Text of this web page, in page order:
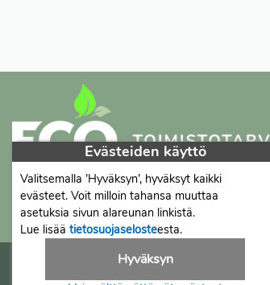
Proficient Co OyFI07452333
Ma-To 8-16, Pe 8-15 | myynti@proficient.fi | Puh: 050
Tellervonkatu 10 70500 Kuopio
Evästeiden käyttö
Valitsemalla ’Hyväksyn’, hyväksyt kaikki
evästeet. Voit milloin tahansa muuttaa
asetuksia sivun alareunan linkistä.
Lue lisää tietosuojaselosteesta.
Hyväksyn